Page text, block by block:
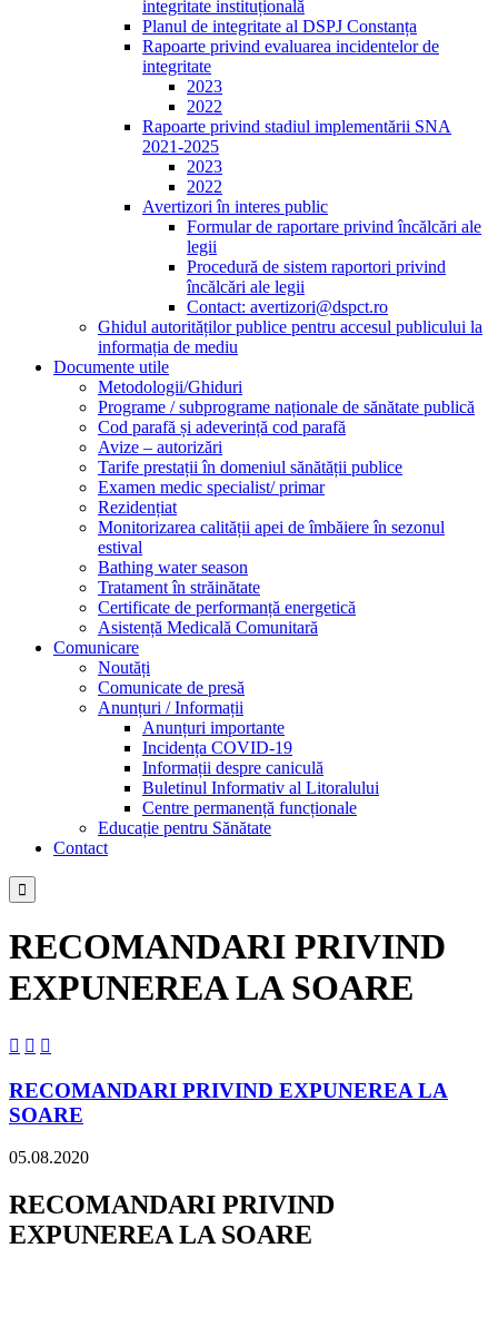
integritate instituțională
Planul de integritate al DSPJ Constanța
Rapoarte privind evaluarea incidentelor de
integritate
2023
2022
Rapoarte privind stadiul implementării SNA
2021-2025
2023
2022
Avertizori în interes public
Formular de raportare privind încălcări ale
legii
Procedură de sistem raportori privind
încălcări ale legii
Contact: avertizori@dspct.ro
Ghidul autorităților publice pentru accesul publicului la
informația de mediu
Documente utile
Metodologii/Ghiduri
Programe / subprograme naționale de sănătate publică
Cod parafă și adeverință cod parafă
Avize – autorizări
Tarife prestații în domeniul sănătății publice
Examen medic specialist/ primar
Rezidențiat
Monitorizarea calității apei de îmbăiere în sezonul
estival
Bathing water season
Tratament în străinătate
Certificate de performanță energetică
Asistență Medicală Comunitară
Comunicare
Noutăți
Comunicate de presă
Anunțuri / Informații
Anunțuri importante
Incidența COVID-19
Informații despre caniculă
Buletinul Informativ al Litoralului
Centre permanență funcționale
Educație pentru Sănătate
Contact

RECOMANDARI PRIVIND
EXPUNEREA LA SOARE
  
RECOMANDARI PRIVIND EXPUNEREA LA
SOARE
05.08.2020
RECOMANDARI PRIVIND
EXPUNEREA LA SOARE